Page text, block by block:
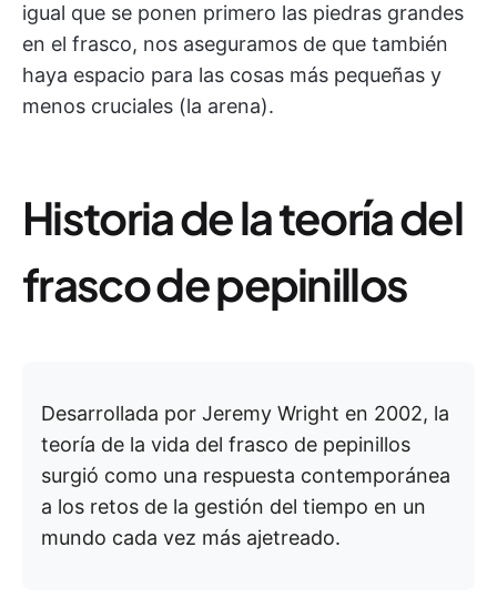
igual que se ponen primero las piedras grandes
en el frasco, nos aseguramos de que también
haya espacio para las cosas más pequeñas y
menos cruciales (la arena).
Historia de la teoría del
frasco de pepinillos
Desarrollada por Jeremy Wright en 2002, la
teoría de la vida del frasco de pepinillos
surgió como una respuesta contemporánea
a los retos de la gestión del tiempo en un
mundo cada vez más ajetreado.